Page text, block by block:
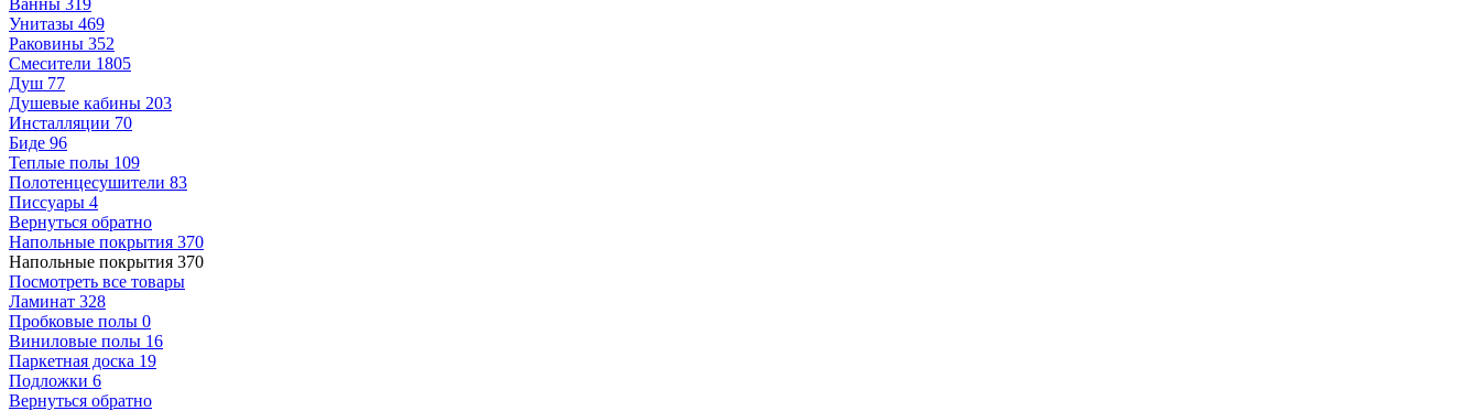
Ванны 319
Унитазы 469
Раковины 352
Смесители 1805
Душ 77
Душевые кабины 203
Инсталляции 70
Биде 96
Теплые полы 109
Полотенцесушители 83
Писсуары 4
Вернуться обратно
Напольные покрытия 370
Напольные покрытия 370
Посмотреть все товары
Ламинат 328
Пробковые полы 0
Виниловые полы 16
Паркетная доска 19
Подложки 6
Вернуться обратно